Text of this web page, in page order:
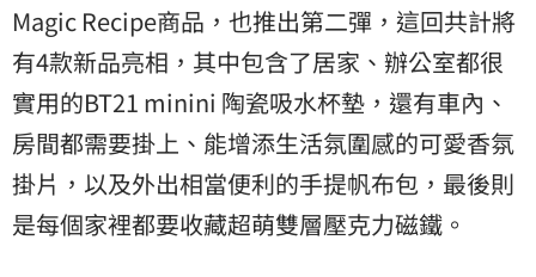
Magic Recipe商品，也推出第二彈，這回共計將
有4款新品亮相，其中包含了居家、辦公室都很
實用的BT21 minini 陶瓷吸水杯墊，還有車內、
房間都需要掛上、能增添生活氛圍感的可愛香氛
掛片，以及外出相當便利的手提帆布包，最後則
是每個家裡都要收藏超萌雙層壓克力磁鐵。